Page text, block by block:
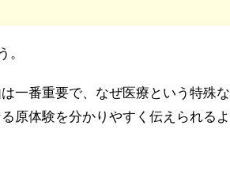
一番重要で、なぜ医療という特殊な
原体験を分かりやすく伝えられるよ